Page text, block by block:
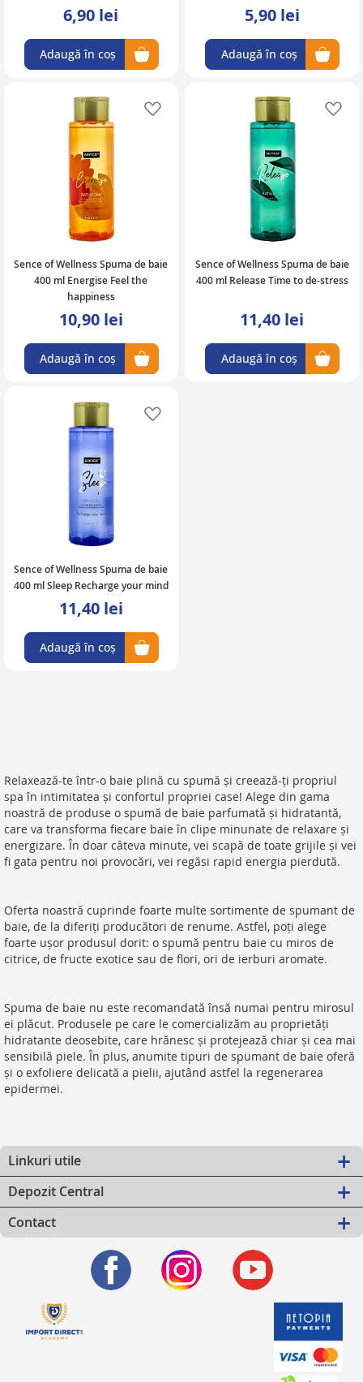
6,90 lei
Adaugă în coș
5,90 lei
Adaugă în coș
Sence of Wellness Spuma de baie
400 ml Energise Feel the
happiness
10,90 lei
Adaugă în coș
Adaugă în lista de favorite
Sence of Wellness Spuma de baie
400 ml Release Time to de-stress
11,40 lei
Adaugă în coș
Sence of Wellness Spuma de baie
400 ml Sleep Recharge your mind
11,40 lei
Adaugă în coș
Relaxează-te într-o baie plină cu spumă și creează-ți propriul
spa în intimitatea și confortul propriei case! Alege din gama
noastră de produse o spumă de baie parfumată și hidratantă,
care va transforma fiecare baie în clipe minunate de relaxare și
energizare. În doar câteva minute, vei scapă de toate grijile și vei
fi gata pentru noi provocări, vei regăsi rapid energia pierdută.
Oferta noastră cuprinde foarte multe sortimente de spumant de
baie, de la diferiți producători de renume. Astfel, poți alege
foarte ușor produsul dorit: o spumă pentru baie cu miros de
citrice, de fructe exotice sau de flori, ori de ierburi aromate.
Spuma de baie nu este recomandată însă numai pentru mirosul
ei plăcut. Produsele pe care le comercializăm au proprietăți
hidratante deosebite, care hrănesc și protejează chiar și cea mai
sensibilă piele. În plus, anumite tipuri de spumant de baie oferă
și o exfoliere delicată a pielii, ajutând astfel la regenerarea
epidermei.
Linkuri utile
Depozit Central
Contact